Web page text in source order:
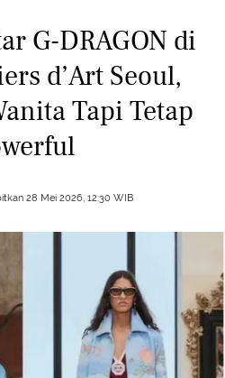
G-DRAGON di
d’Art Seoul,
Tapi Tetap
28 Mei 2026, 12:30 WIB